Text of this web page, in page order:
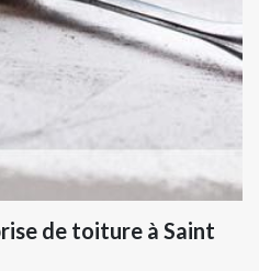
de toiture à Saint